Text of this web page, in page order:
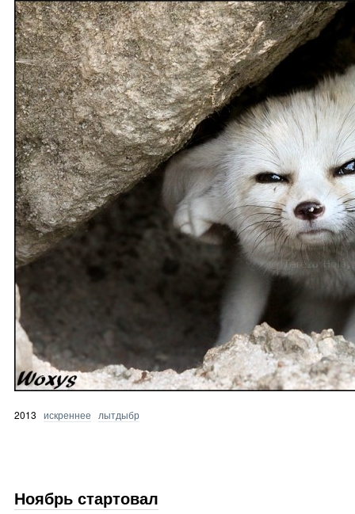
2013 искреннее лытдыбр
Ноябрь стартовал